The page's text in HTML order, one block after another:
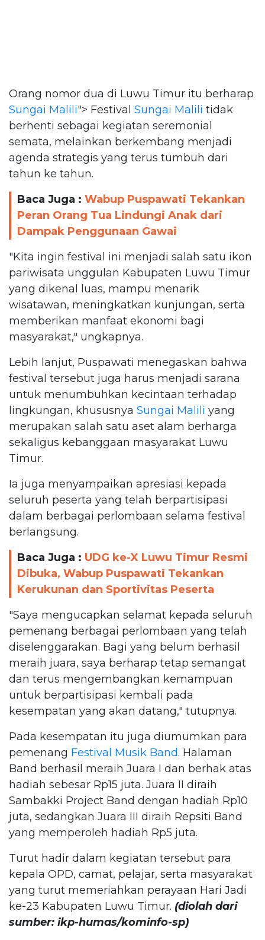
Orang nomor dua di Luwu Timur itu berharap
Sungai Malili"> Festival Sungai Malili tidak
berhenti sebagai kegiatan seremonial
semata, melainkan berkembang menjadi
agenda strategis yang terus tumbuh dari
tahun ke tahun.
Baca Juga : Wabup Puspawati Tekankan
Peran Orang Tua Lindungi Anak dari
Dampak Penggunaan Gawai
"Kita ingin festival ini menjadi salah satu ikon
pariwisata unggulan Kabupaten Luwu Timur
yang dikenal luas, mampu menarik
wisatawan, meningkatkan kunjungan, serta
memberikan manfaat ekonomi bagi
masyarakat," ungkapnya.
Lebih lanjut, Puspawati menegaskan bahwa
festival tersebut juga harus menjadi sarana
untuk menumbuhkan kecintaan terhadap
lingkungan, khususnya Sungai Malili yang
merupakan salah satu aset alam berharga
sekaligus kebanggaan masyarakat Luwu
Timur.
Ia juga menyampaikan apresiasi kepada
seluruh peserta yang telah berpartisipasi
dalam berbagai perlombaan selama festival
berlangsung.
Baca Juga : UDG ke-X Luwu Timur Resmi
Dibuka, Wabup Puspawati Tekankan
Kerukunan dan Sportivitas Peserta
"Saya mengucapkan selamat kepada seluruh
pemenang berbagai perlombaan yang telah
diselenggarakan. Bagi yang belum berhasil
meraih juara, saya berharap tetap semangat
dan terus mengembangkan kemampuan
untuk berpartisipasi kembali pada
kesempatan yang akan datang," tutupnya.
Pada kesempatan itu juga diumumkan para
pemenang Festival Musik Band. Halaman
Band berhasil meraih Juara I dan berhak atas
hadiah sebesar Rp15 juta. Juara II diraih
Sambakki Project Band dengan hadiah Rp10
juta, sedangkan Juara III diraih Repsiti Band
yang memperoleh hadiah Rp5 juta.
Turut hadir dalam kegiatan tersebut para
kepala OPD, camat, pelajar, serta masyarakat
yang turut memeriahkan perayaan Hari Jadi
ke-23 Kabupaten Luwu Timur. (diolah dari
sumber: ikp-humas/kominfo-sp)